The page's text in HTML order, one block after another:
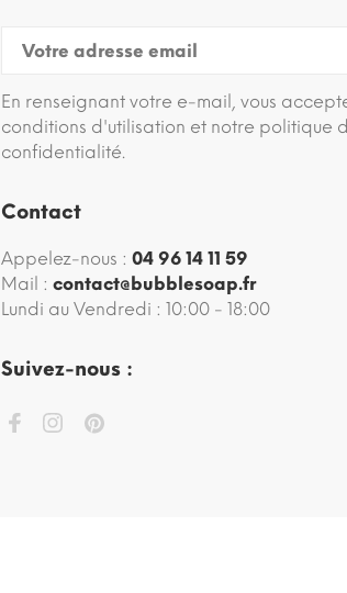
En renseignant votre e-mail, vous
conditions d'utilisation et notre politique
confidentialité.
Contact
Appelez-nous : 04 96 14 11 59
Mail : contact@bubblesoap.fr
Lundi au Vendredi : 10:00 - 18:00
Suivez-nous :